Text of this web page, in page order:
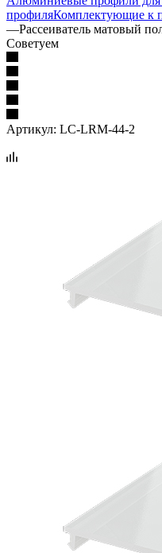
профиляКомплектующие к
—Рассеиватель матовый
Советуем
Артикул: LC-LRM-44-2